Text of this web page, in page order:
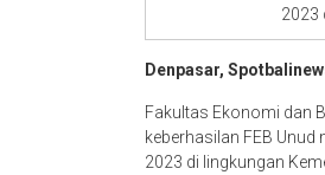
2023
Denpasar,
Fakultas Ekonomi dan
keberhasilan FEB
2023 di lingkungan